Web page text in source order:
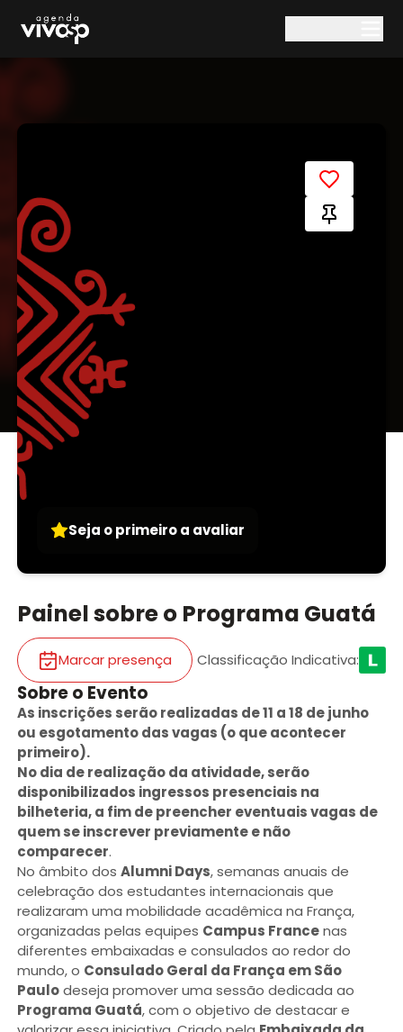
Seja o primeiro a avaliar
Painel sobre o Programa Guatá
Marcar presença Classificação Indicativa:
Sobre o Evento
As inscrições serão realizadas de 11 a 18 de junho
ou esgotamento das vagas (o que acontecer
primeiro).
No dia de realização da atividade, serão
disponibilizados ingressos presenciais na
bilheteria, a fim de preencher eventuais vagas de
quem se inscrever previamente e não
comparecer.
No âmbito dos Alumni Days, semanas anuais de
celebração dos estudantes internacionais que
realizaram uma mobilidade acadêmica na França,
organizadas pelas equipes Campus Francenas
diferentes embaixadas e consulados ao redor do
mundo, o Consulado Geral da França em São
Paulodeseja promover uma sessão dedicada ao
Programa Guatá, com o objetivo de destacar e